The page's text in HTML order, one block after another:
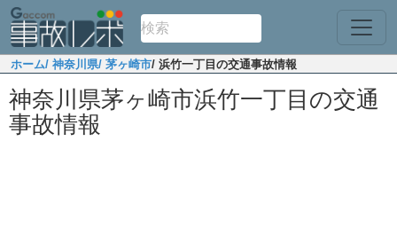
ホーム/ 神奈川県/ 茅ヶ崎市/ 浜竹一丁目の交通事故情報
神奈川県茅ヶ崎市浜竹一丁目の交通
事故情報